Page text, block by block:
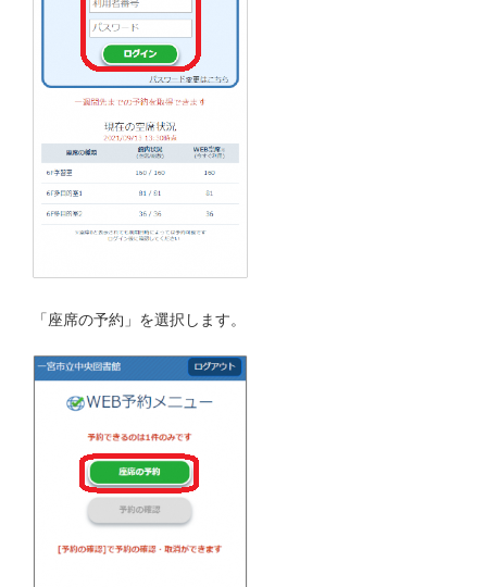
「座席の予約」を選択します。